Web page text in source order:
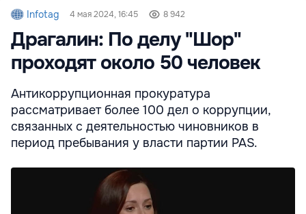
Infotag 4 мая 2024, 16:45 8 942
Драгалин: По делу "Шор"
проходят около 50 человек
Антикоррупционная прокуратура
рассматривает более 100 дел о коррупции,
связанных с деятельностью чиновников в
период пребывания у власти партии PAS.